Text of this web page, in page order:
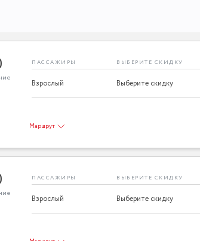
Маршрут
ПАССАЖИРЫ ВЫБЕРИТЕ СКИДКУ
Взрослый
ПАССАЖИРЫ ВЫБЕРИТЕ СКИДКУ
Взрослый